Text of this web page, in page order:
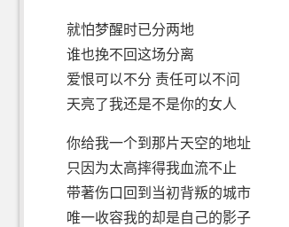
就怕梦醒时已分两地
谁也挽不回这场分离
爱恨可以不分 责任可以不问
天亮了我还是不是你的女人
你给我一个到那片天空的地址
只因为太高摔得我血流不止
带著伤口回到当初背叛的城市
唯一收容我的却是自己的影子